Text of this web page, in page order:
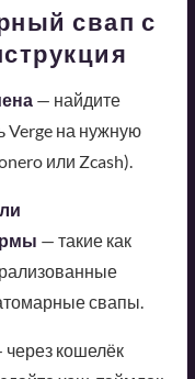
свап с
— найдите
Verge на нужную
или Zcash).
— такие как
свапы.
через кошелёк